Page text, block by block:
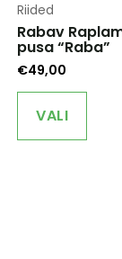
Riided
Rabav
pusa “Raba”
€49,00
VALI
This